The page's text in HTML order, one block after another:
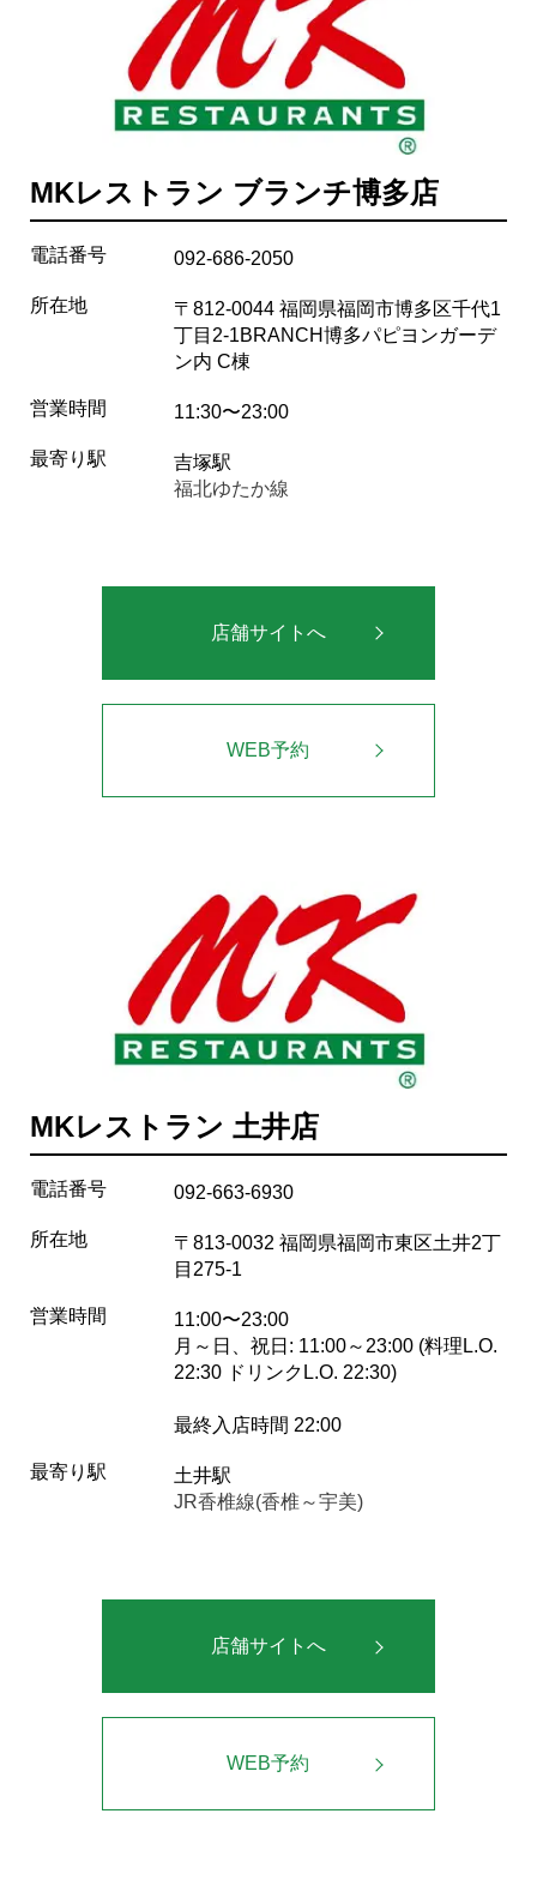
MKレストラン ブランチ博多店
電話番号 092-686-2050
所在地
〒812-0044 福岡県福岡市博多区千代1
丁目2-1BRANCH博多パピヨンガーデ
ン内 C棟
営業時間 11:30〜23:00
最寄り駅
吉塚駅
福北ゆたか線
店舗サイトへ
WEB予約
MKレストラン 土井店
電話番号 092-663-6930
所在地
〒813-0032 福岡県福岡市東区土井2丁
目275-1
営業時間
11:00〜23:00
月～日、祝日: 11:00～23:00 (料理L.O.
22:30 ドリンクL.O. 22:30)
最終入店時間 22:00
最寄り駅
土井駅
JR香椎線(香椎～宇美)
店舗サイトへ
WEB予約